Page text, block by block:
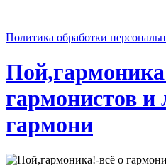
Политика обработки
гармонистов и
гармони